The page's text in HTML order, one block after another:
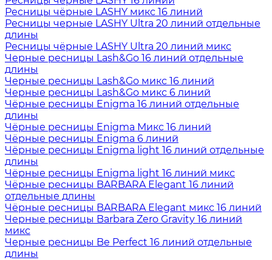
Ресницы чёрные LASHY микс 16 линий
Ресницы черные LASHY Ultra 20 линий отдельные
длины
Ресницы чёрные LASHY Ultra 20 линий микс
Черные ресницы Lash&Go 16 линий отдельные
длины
Черные ресницы Lash&Go микс 16 линий
Черные ресницы Lash&Go микс 6 линий
Чёрные ресницы Enigma 16 линий отдельные
длины
Чёрные ресницы Enigma Микс 16 линий
Чёрные ресницы Enigma 6 линий
Чёрные ресницы Enigma light 16 линий отдельные
длины
Чёрные ресницы Enigma light 16 линий микс
Чёрные ресницы BARBARA Elegant 16 линий
отдельные длины
Чёрные ресницы BARBARA Elegant микс 16 линий
Черные ресницы Barbara Zero Gravity 16 линий
микс
Черные ресницы Be Perfect 16 линий отдельные
длины